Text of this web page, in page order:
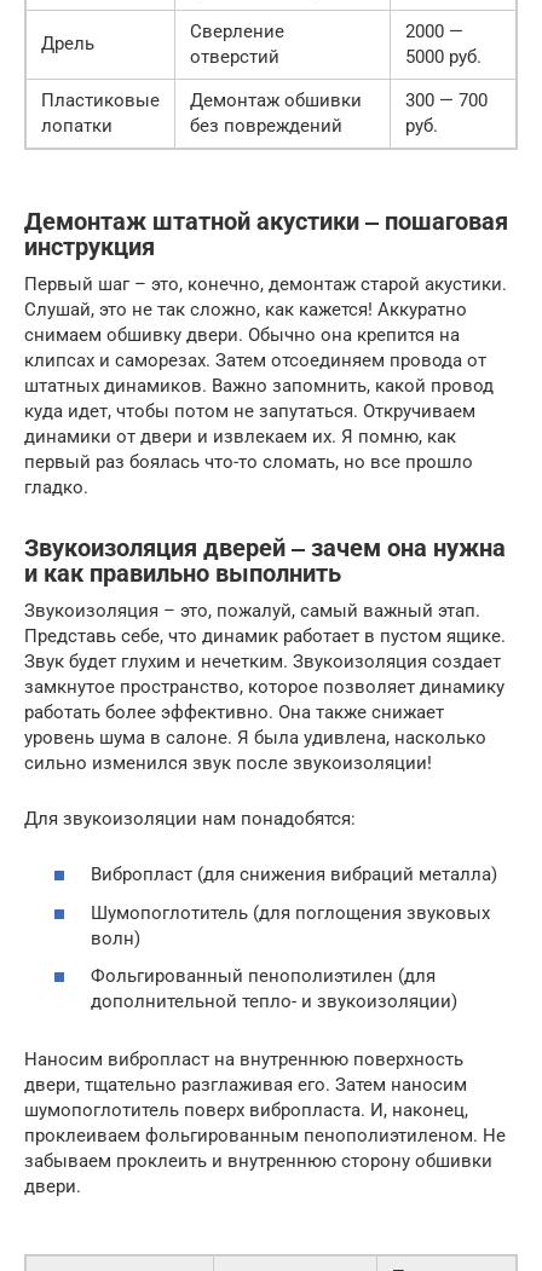
Дрель
Сверление
отверстий
2000 —
5000 руб.
Пластиковые
лопатки
Демонтаж обшивки
без повреждений
300 — 700
руб.
Демонтаж штатной акустики ‒ пошаговая
инструкция
Первый шаг – это, конечно, демонтаж старой акустики.
Слушай, это не так сложно, как кажется! Аккуратно
снимаем обшивку двери. Обычно она крепится на
клипсах и саморезах. Затем отсоединяем провода от
штатных динамиков. Важно запомнить, какой провод
куда идет, чтобы потом не запутаться. Откручиваем
динамики от двери и извлекаем их. Я помню, как
первый раз боялась что-то сломать, но все прошло
гладко.
Звукоизоляция дверей ‒ зачем она нужна
и как правильно выполнить
Звукоизоляция – это, пожалуй, самый важный этап.
Представь себе, что динамик работает в пустом ящике.
Звук будет глухим и нечетким. Звукоизоляция создает
замкнутое пространство, которое позволяет динамику
работать более эффективно. Она также снижает
уровень шума в салоне. Я была удивлена, насколько
сильно изменился звук после звукоизоляции!
Для звукоизоляции нам понадобятся:
Вибропласт (для снижения вибраций металла)
Шумопоглотитель (для поглощения звуковых
волн)
Фольгированный пенополиэтилен (для
дополнительной тепло- и звукоизоляции)
Наносим вибропласт на внутреннюю поверхность
двери, тщательно разглаживая его. Затем наносим
шумопоглотитель поверх вибропласта. И, наконец,
проклеиваем фольгированным пенополиэтиленом. Не
забываем проклеить и внутреннюю сторону обшивки
двери.